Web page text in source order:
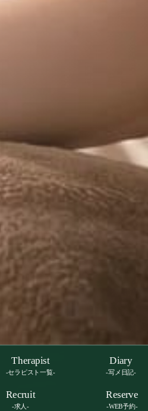
Therapist
-セラピスト一覧-
Diary
-写メ日記-
Recruit
-求人-
Reserve
-WEB予約-